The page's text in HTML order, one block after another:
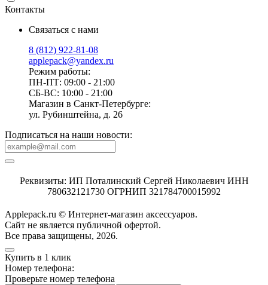
Контакты
Связаться с нами
8 (812) 922-81-08
applepack@yandex.ru
Режим работы:
ПН-ПТ: 09:00 - 21:00
СБ-ВС: 10:00 - 21:00
Магазин в Санкт-Петербурге:
ул. Рубинштейна, д. 26
Подписаться на наши новости:
Реквизиты: ИП Поталинский Сергей Николаевич ИНН
780632121730 ОГРНИП 321784700015992
Applepack.ru © Интернет-магазин аксессуаров.
Cайт не является публичной офертой.
Все права защищены, 2026.
Купить в 1 клик
Номер телефона:
Проверьте номер телефона